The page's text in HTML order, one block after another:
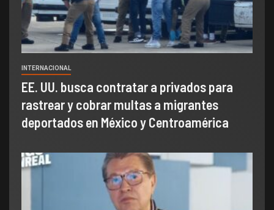
INTERNACIONAL
EE. UU. busca contratar a privados para
rastrear y cobrar multas a migrantes
deportados en México y Centroamérica